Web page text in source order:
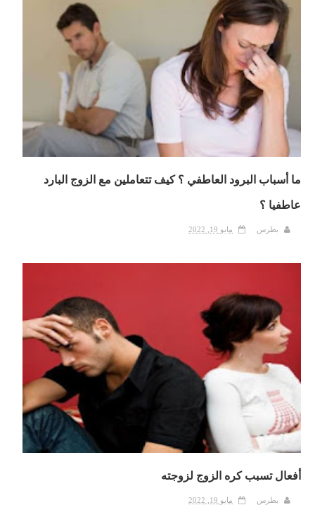
ما أسباب البرود العاطفي ؟ كيف تتعاملين مع الزوج البارد
عاطفيا ؟
بطرس مايو 19, 2022
أفعال تسبب كره الزوج لزوجته
بطرس مايو 19, 2022